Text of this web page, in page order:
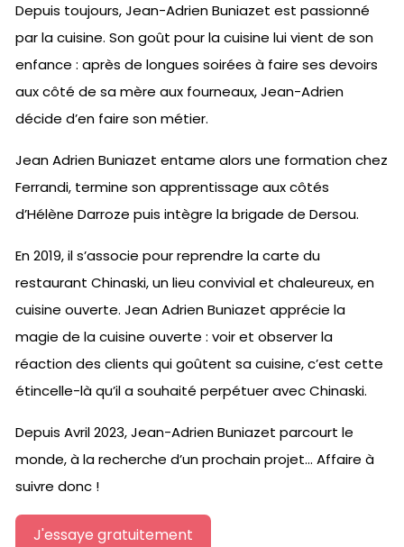
Depuis toujours, Jean-Adrien Buniazet est passionné
par la cuisine. Son goût pour la cuisine lui vient de son
enfance : après de longues soirées à faire ses devoirs
aux côté de sa mère aux fourneaux, Jean-Adrien
décide d’en faire son métier.
Jean Adrien Buniazet entame alors une formation chez
Ferrandi, termine son apprentissage aux côtés
d’Hélène Darroze puis intègre la brigade de Dersou.
En 2019, il s’associe pour reprendre la carte du
restaurant Chinaski, un lieu convivial et chaleureux, en
cuisine ouverte. Jean Adrien Buniazet apprécie la
magie de la cuisine ouverte : voir et observer la
réaction des clients qui goûtent sa cuisine, c’est cette
étincelle-là qu’il a souhaité perpétuer avec Chinaski.
Depuis Avril 2023, Jean-Adrien Buniazet parcourt le
monde, à la recherche d’un prochain projet… Affaire à
suivre donc !
J'essaye gratuitement